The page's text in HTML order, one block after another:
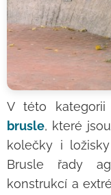
V této kategorii
brusle, které
kolečky i
Brusle řady
konstrukcí a